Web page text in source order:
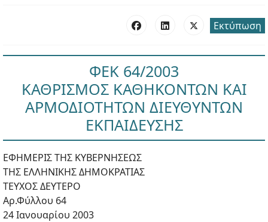
Εκτύπωση
ΦΕΚ 64/2003
ΚΑΘΡΙΣΜΟΣ ΚΑΘΗΚΟΝΤΩΝ ΚΑΙ
ΑΡΜΟΔΙΟΤΗΤΩΝ ΔΙΕΥΘΥΝΤΩΝ
ΕΚΠΑΙΔΕΥΣΗΣ
ΕΦΗΜΕΡΙΣ ΤΗΣ ΚΥΒΕΡΝΗΣΕΩΣ
ΤΗΣ ΕΛΛΗΝΙΚΗΣ ΔΗΜΟΚΡΑΤΙΑΣ
ΤΕΥΧΟΣ ΔΕΥΤΕΡΟ
Αρ.Φύλλου 64
24 Ιανουαρίου 2003